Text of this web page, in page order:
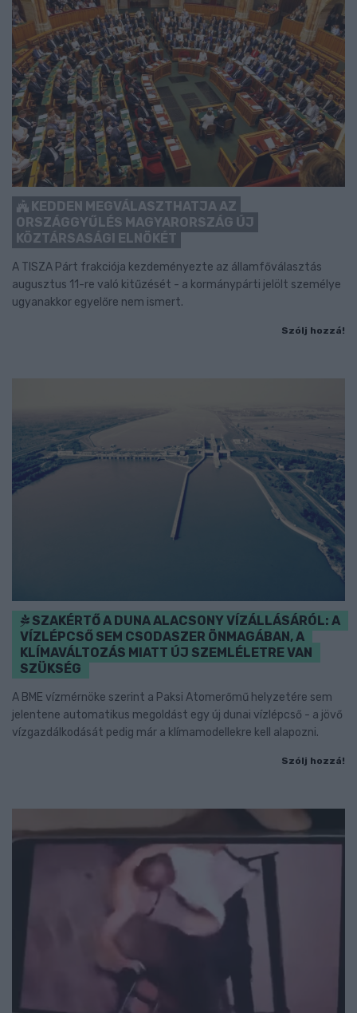
KEDDEN MEGVÁLASZTHATJA AZ
ORSZÁGGYŰLÉS MAGYARORSZÁG ÚJ
KÖZTÁRSASÁGI ELNÖKÉT
A TISZA Párt frakciója kezdeményezte az államfőválasztás
augusztus 11-re való kitűzését - a kormánypárti jelölt személye
ugyanakkor egyelőre nem ismert.
Szólj hozzá!
SZAKÉRTŐ A DUNA ALACSONY VÍZÁLLÁSÁRÓL: A
VÍZLÉPCSŐ SEM CSODASZER ÖNMAGÁBAN, A
KLÍMAVÁLTOZÁS MIATT ÚJ SZEMLÉLETRE VAN
SZÜKSÉG
A BME vízmérnöke szerint a Paksi Atomerőmű helyzetére sem
jelentene automatikus megoldást egy új dunai vízlépcső - a jövő
vízgazdálkodását pedig már a klímamodellekre kell alapozni.
Szólj hozzá!